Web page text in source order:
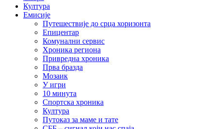
Култура
Емисије
Путешествије до срца хоризонта
Епицентар
Комунални сервис
Хроника региона
Привредна хроника
Прва бразда
Мозаик
У игри
10 минута
Спортска хроника
Култура
Путоказ за маме и тате